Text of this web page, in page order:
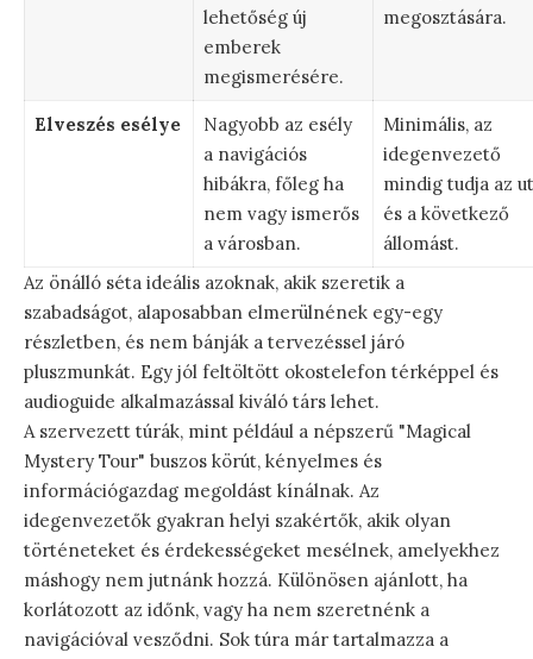
lehetőség új
emberek
megismerésére.
megosztására.
Elveszés esélye
Nagyobb az esély
a navigációs
hibákra, főleg ha
nem vagy ismerős
a városban.
Minimális, az
idegenvezető
mindig tudja az
és a következő
állomást.
Az önálló séta ideális azoknak, akik szeretik a
szabadságot, alaposabban elmerülnének egy-egy
részletben, és nem bánják a tervezéssel járó
pluszmunkát. Egy jól feltöltött okostelefon térképpel és
audioguide alkalmazással kiváló társ lehet.
A szervezett túrák, mint például a népszerű "Magical
Mystery Tour" buszos körút, kényelmes és
információgazdag megoldást kínálnak. Az
idegenvezetők gyakran helyi szakértők, akik olyan
történeteket és érdekességeket mesélnek, amelyekhez
máshogy nem jutnánk hozzá. Különösen ajánlott, ha
korlátozott az időnk, vagy ha nem szeretnénk a
navigációval vesződni. Sok túra már tartalmazza a